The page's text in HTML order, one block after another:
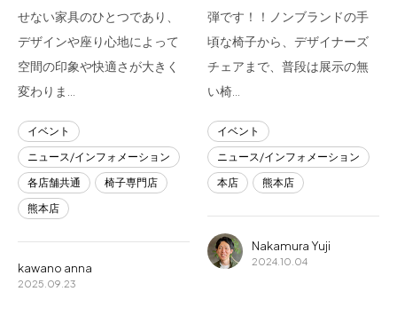
熊本店
096-274-8175
Arv
0965-45-9282
せない家具のひとつであり、
デザインや座り心地によって
空間の印象や快適さが大きく
変わりま…
イベント
ニュース/インフォメーション
各店舗共通
椅子専門店
熊本店
kawano anna
2025.09.23
弾です！！ノンブランドの手
頃な椅子から、デザイナーズ
チェアまで、普段は展示の無
い椅…
イベント
ニュース/インフォメーション
本店
熊本店
Nakamura Yuji
2024.10.04